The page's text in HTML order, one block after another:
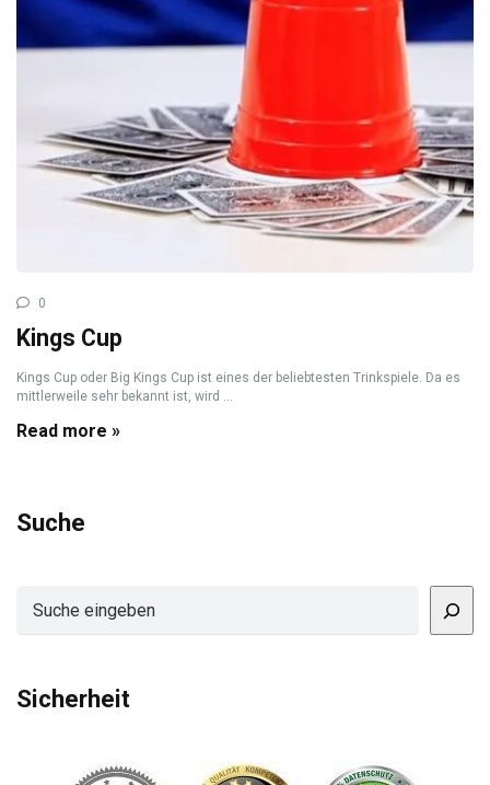
0
Kings Cup
Kings Cup oder Big Kings Cup ist eines der beliebtesten Trinkspiele. Da es
mittlerweile sehr bekannt ist, wird ...
Read more »
Suche
Sicherheit